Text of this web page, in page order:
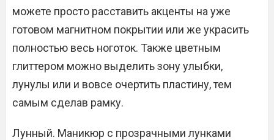
можете просто расставить акценты на уже
готовом магнитном покрытии или же украсить
полностью весь ноготок. Также цветным
глиттером можно выделить зону улыбки,
лунулы или и вовсе очертить пластину, тем
самым сделав рамку.
Лунный. Маникюр с прозрачными лунками